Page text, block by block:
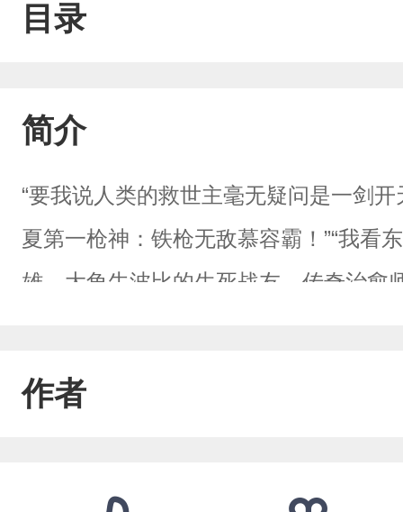
目录
简介
“要我说人类的救世主毫无疑问是一
夏第一枪神：铁枪无敌慕容霸！”“我看
雄，大角牛波比的生死战友，传奇治愈
长，近现代骑兵将领第一人，以五十
人邪魔的灵魂伴侣，圣雄于人间的化
作者